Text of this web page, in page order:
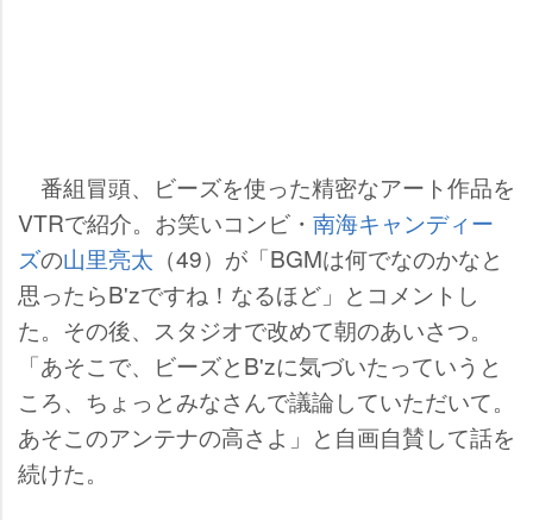
番組冒頭、ビーズを使った精密なアート作品を
VTRで紹介。お笑いコンビ・ 南海キャンディー
ズの山里亮太 （49）が「BGMは何でなのかなと
思ったらB'zですね！なるほど」とコメントし
た。その後、スタジオで改めて朝のあいさつ。
「あそこで、ビーズとB'zに気づいたっていうと
ころ、ちょっとみなさんで議論していただいて。
あそこのアンテナの高さよ」と自画自賛して話を
続けた。